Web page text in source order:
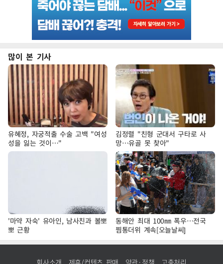
많이 본 기사
유혜정, 자궁적출 수술 고백 "여성
성을 잃는 것이…"
김정렬 "친형 군대서 구타로 사
망…유골 못 찾아"
'마약 자숙' 유아인, 남사친과 볼뽀
뽀 근황
동해안 최대 100㎜ 폭우…전국
찜통더위 계속[오늘날씨]
회사소개 제휴/컨텐츠 판매 약관·정책 고충처리